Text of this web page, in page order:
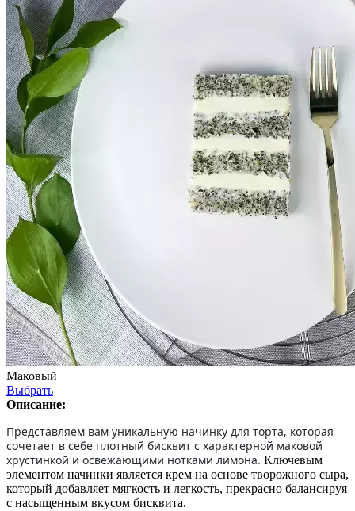
Маковый
Выбрать
Описание:
Представляем вам уникальную начинку для торта, которая
сочетает в себе плотный бисквит с характерной маковой
хрустинкой и освежающими нотками лимона. Ключевым
элементом начинки является крем на основе творожного сыра,
который добавляет мягкость и легкость, прекрасно балансируя
с насыщенным вкусом бисквита.